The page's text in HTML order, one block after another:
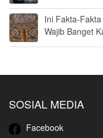
Ini Fakta-
Wajib Banget
SOSIAL MEDIA
Facebook